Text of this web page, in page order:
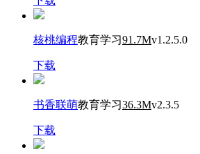
核桃编程教育学习91.7Mv1.2.5.0
下载
书香联萌教育学习36.3Mv2.3.5
下载